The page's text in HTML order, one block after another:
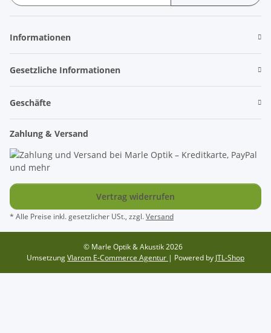
Informationen
Gesetzliche Informationen
Geschäfte
Zahlung & Versand
Vertrag widerrufen
* Alle Preise inkl. gesetzlicher USt., zzgl.Versand
© Marle Optik & Akustik 2026
UmsetzungVlarom E-Commerce Agentur | Powered by JTL-Shop